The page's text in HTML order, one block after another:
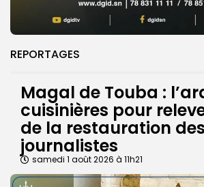
REPORTAGES
Magal de Touba :
cuisinières pour
de la restauration des
journalistes
samedi 1 août 2026 à 11h21